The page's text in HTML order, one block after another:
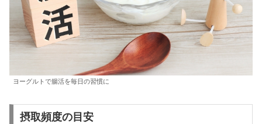
ヨーグルトで腸活を毎日の習慣に
摂取頻度の目安